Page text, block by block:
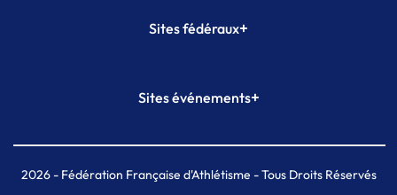
Sites fédéraux+
Plateforme Formation
Sites événements+
Meeting de Paris indoor
MAIF Ekiden de Paris
2026- Fédération Française d'Athlétisme - Tous Droits Réservés